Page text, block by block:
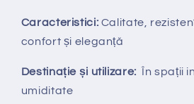
Caracteristici: Calitate,
confort și eleganță
Destinație și utilizare: În spații
umiditate